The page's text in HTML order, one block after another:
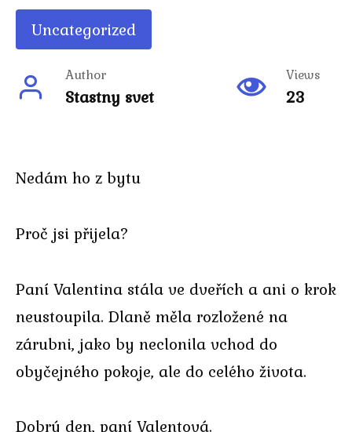
Uncategorized
Author
Stastny svet
Views
23
Nedám ho z bytu
Proč jsi přijela?
Paní Valentina stála ve dveřích a ani o krok
neustoupila. Dlaně měla rozložené na
zárubni, jako by neclonila vchod do
obyčejného pokoje, ale do celého života.
Dobrý den, paní Valentová.